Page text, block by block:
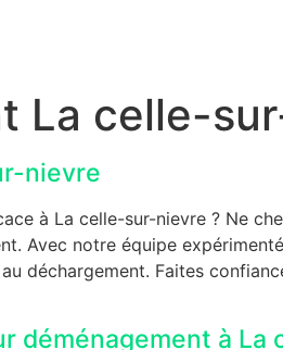
La celle-
nievre
à La celle-sur-nievre ? Ne
Avec notre équipe
déchargement. Faites
déménagement à